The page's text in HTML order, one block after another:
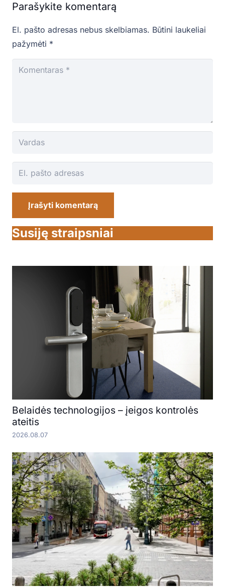
Parašykite komentarą
El. pašto adresas nebus skelbiamas. Būtini laukeliai
pažymėti *
Įrašyti komentarą
Susiję straipsniai
Belaidės technologijos – įeigos kontrolės
ateitis
2026.08.07